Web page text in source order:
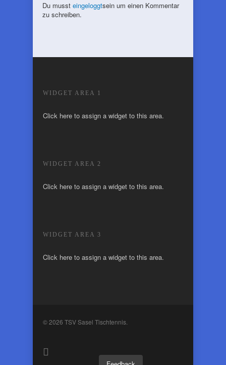
Du musst eingeloggtsein um einen Kommentar
zu schreiben.
WIDGET AREA 1
Click here to assign a widget to this area.
WIDGET AREA 2
Click here to assign a widget to this area.
WIDGET AREA 3
Click here to assign a widget to this area.
© 2026 TSV Sasel Tischtennis.